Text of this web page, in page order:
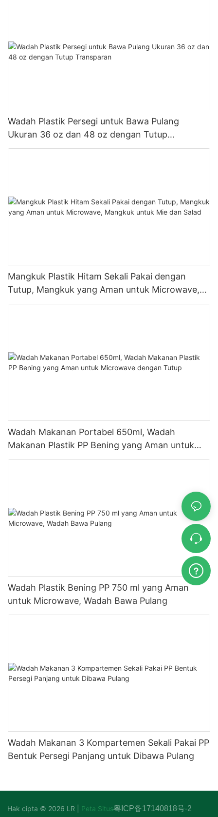
Wadah Plastik Persegi untuk Bawa Pulang
Ukuran 36 oz dan 48 oz dengan Tutup
Transparan
Mangkuk Plastik Hitam Sekali Pakai dengan
Tutup, Mangkuk yang Aman untuk Microwave,
Mangkuk untuk Mie dan Salad
Wadah Makanan Portabel 650ml, Wadah
Makanan Plastik PP Bening yang Aman untuk
Microwave dengan Tutup
Wadah Plastik Bening PP 750 ml yang Aman
untuk Microwave, Wadah Bawa Pulang
Wadah Makanan 3 Kompartemen Sekali Pakai PP
Bentuk Persegi Panjang untuk Dibawa Pulang
Hak cipta © 2026 LR | Peta Situs粤ICP备17140818号-2